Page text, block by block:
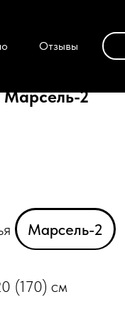
Отзывы
Марсель-2
Марсель-2
(170) см